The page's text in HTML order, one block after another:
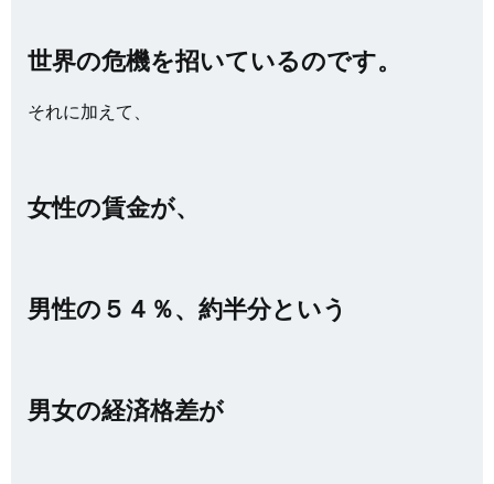
世界の危機を招いているのです。
それに加えて、
女性の賃金が、
男性の５４％、約半分という
男女の経済格差が